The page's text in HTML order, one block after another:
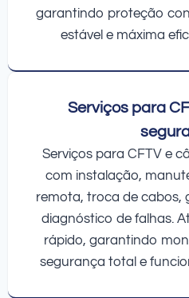
garantindo proteção
estável e máxima
Serviços para
Serviços para CFTV e
com instalação,
remota, troca de cabos,
diagnóstico de falhas.
rápido, garantindo
segurança total e